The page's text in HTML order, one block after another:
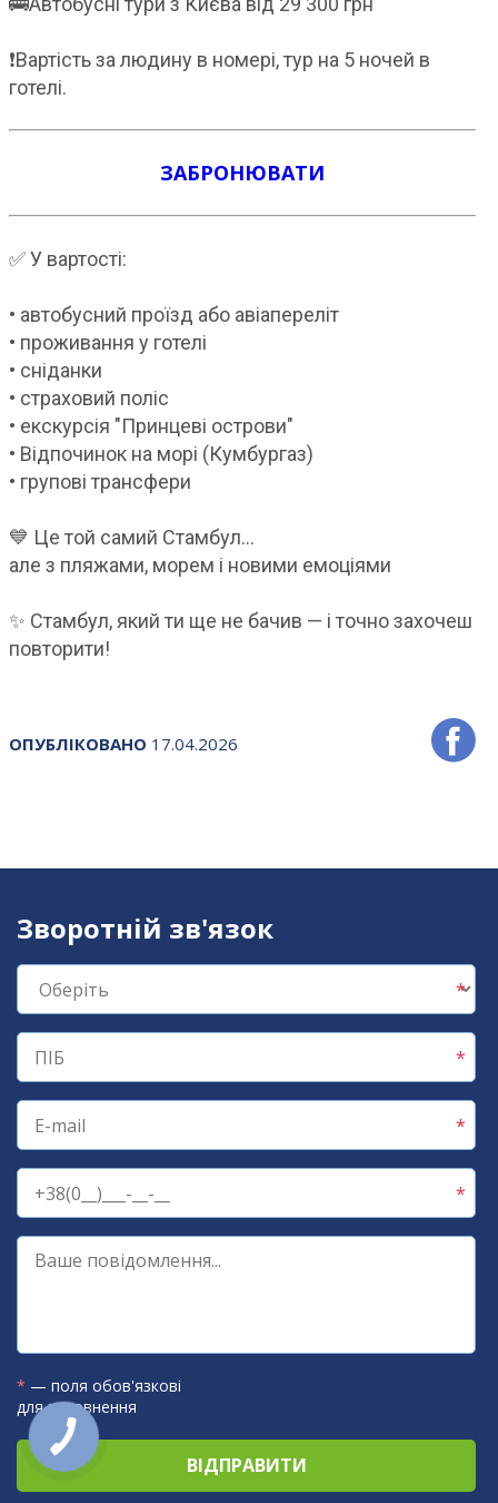
❗️Вартість за людину в номері, тур на 5 ночей в
готелі.
ЗАБРОНЮВАТИ
✅ У вартості:
• автобусний проїзд або авіапереліт
• проживання у готелі
• сніданки
• страховий поліс
• екскурсія "Принцеві острови"
• Відпочинок на морі (Кумбургаз)
• групові трансфери
💙 Це той самий Стамбул…
але з пляжами, морем і новими емоціями
✨ Стамбул, який ти ще не бачив — і точно захочеш
повторити!
ОПУБЛІКОВАНО 17.04.2026
Зворотній зв'язок
* — поля обов'язкові
для заповнення